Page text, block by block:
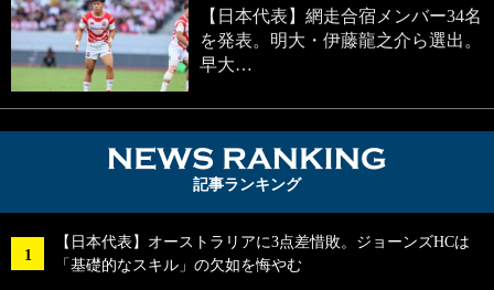
【日本代表】網走合宿メンバー34名
を発表。明大・伊藤龍之介ら選出。
早大…
記事ランキング
【日本代表】オーストラリアに3点差惜敗。ジョーンズHCは
「基礎的なスキル」の欠如を悔やむ